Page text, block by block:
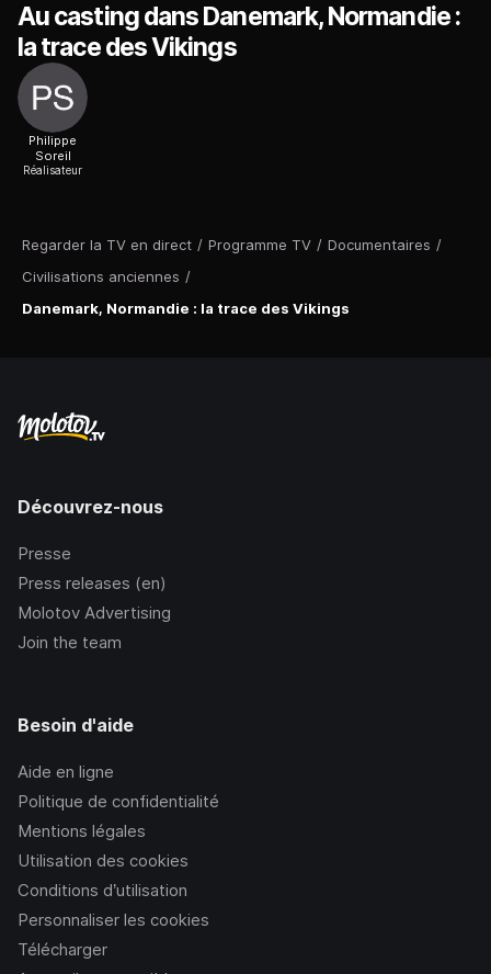
Regarder la TV en direct / Programme TV / Documentaires /
Civilisations anciennes /
Danemark, Normandie : la trace des Vikings
Au casting dans Danemark, Normandie :
la trace des Vikings
Philippe
Soreil
Réalisateur
Découvrez-nous
Presse
Press releases (en)
Molotov Advertising
Join the team
Besoin d'aide
Aide en ligne
Politique de confidentialité
Mentions légales
Utilisation des cookies
Conditions d’utilisation
Personnaliser les cookies
Télécharger